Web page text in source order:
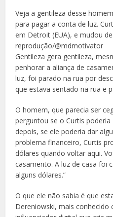
Veja a gentileza desse
para pagar a conta de luz.
em Detroit (EUA), e mudou
reprodução/@mdmotivator
Gentileza gera gentileza,
penhorar a aliança de
luz, foi parado na rua por
que estava sentado na rua e
O homem, que parecia ser
perguntou se o Curtis
depois, se ele poderia dar
problema financeiro, Curtis
dólares quando voltar aqui.
casamento. A luz de casa foi
alguns dólares.”
O que ele não sabia é que
Dereniowski, mais conhecido